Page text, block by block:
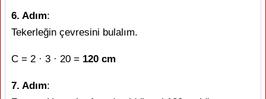
6. Adım:
Tekerleğin çevresini bulalım.
C = 2 · 3 · 20 = 120 cm
7. Adım: